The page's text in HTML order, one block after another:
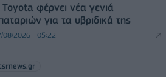
φέρνει νέα γενιά
για τα υβριδικά της
08/2026 - 05:22